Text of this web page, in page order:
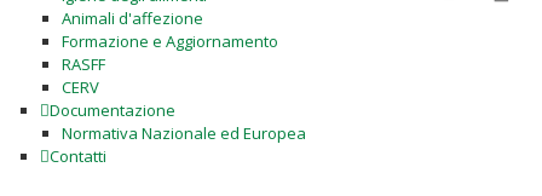
Animali d'affezione
Formazione e Aggiornamento
RASFF
CERV
Documentazione
Normativa Nazionale ed Europea
Contatti